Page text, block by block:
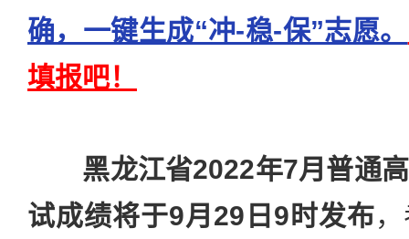
确，一键生成“冲-稳-保”志愿。
填报吧！
黑龙江省2022年7月普通
试成绩将于9月29日9时发布